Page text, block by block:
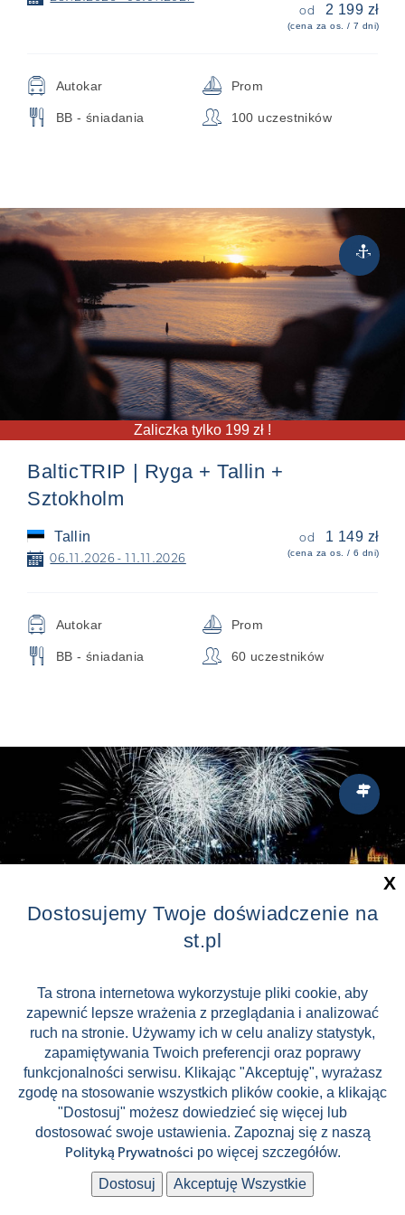
od 2 199 zł
(cena za os. / 7 dni)
🚍 Autokar ⛵ Prom
🍴 BB - śniadania 👥 100 uczestników
Zaliczka tylko 199 zł !
Rejsy
⚓
BalticTRIP | Ryga + Tallin +
Sztokholm
Tallin
📅 06.11.2026 - 11.11.2026
od 1 149 zł
(cena za os. / 6 dni)
🚍 Autokar ⛵ Prom
🍴 BB - śniadania 👥 60 uczestników
City
Break

Sylwester w Budapeszcie
Budapeszt
📅 30.12.2026 - 02.01.2027
FIRST MINUTE!
od 1 099 zł
(cena za os. / 4 dni)
Autokar 🏨 Hotel 3*
BB - śniadania 👥 62 uczestników
Dostosujemy Twoje doświadczenie na
st.pl
Ta strona internetowa wykorzystuje pliki cookie, aby
zapewnić lepsze wrażenia z przeglądania i analizować
ruch na stronie. Używamy ich w celu analizy statystyk,
zapamiętywania Twoich preferencji oraz poprawy
funkcjonalności serwisu. Klikając "Akceptuję", wyrażasz
zgodę na stosowanie wszystkich plików cookie, a klikając
"Dostosuj" możesz dowiedzieć się więcej lub
dostosować swoje ustawienia. Zapoznaj się z naszą
Polityką Prywatności po więcej szczegółów.
Dostosuj Akceptuję Wszystkie
X